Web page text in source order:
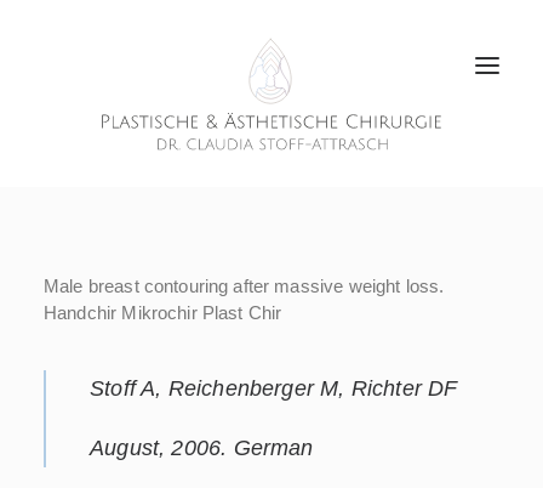
Male breast contouring after massive weight loss.
Handchir Mikrochir Plast Chir
Stoff A, Reichenberger M, Richter DF
August, 2006. German